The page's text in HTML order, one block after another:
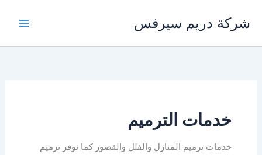
المحتوى
شركة دريم سيرفس
خدمات الترميم
خدمات ترميم المنازل والفلل والقصور كما نوفر ترميم